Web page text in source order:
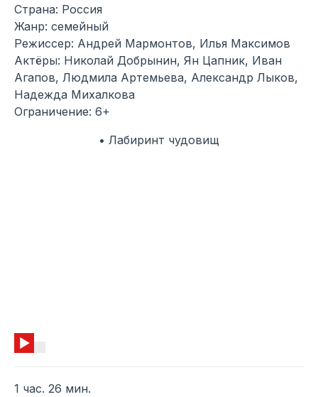
Страна: Россия
Жанр: семейный
Режиссер: Андрей Мармонтов, Илья Максимов
Актёры: Николай Добрынин, Ян Цапник, Иван
Агапов, Людмила Артемьева, Александр Лыков,
Надежда Михалкова
Ограничение: 6+
• Лабиринт чудовищ
1 час. 26 мин.